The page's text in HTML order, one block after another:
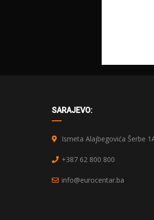
SARAJEVO:
Ismeta Alajbegovića Šerbe
+387 62 800 800
info@eurocentar.ba